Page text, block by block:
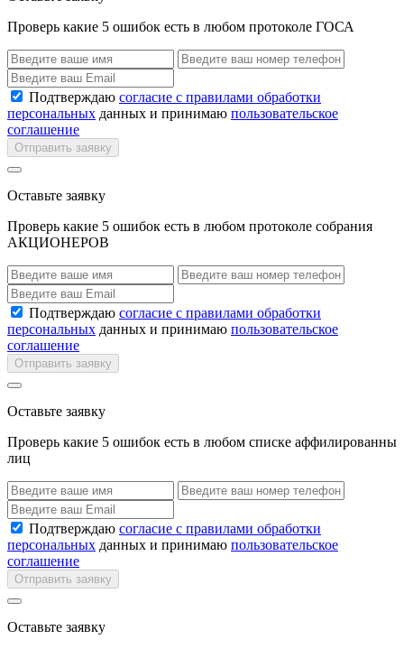
Проверь какие 5 ошибок есть в любом протоколе ГОСА
Подтверждаю согласие с правилами обработки
персональных данных и принимаю пользовательское
соглашение
Отправить заявку
Оставьте заявку
Проверь какие 5 ошибок есть в любом протоколе собрания
АКЦИОНЕРОВ
Подтверждаю согласие с правилами обработки
персональных данных и принимаю пользовательское
соглашение
Отправить заявку
Оставьте заявку
Проверь какие 5 ошибок есть в любом списке аффилированны
лиц
Подтверждаю согласие с правилами обработки
персональных данных и принимаю пользовательское
соглашение
Отправить заявку
Оставьте заявку